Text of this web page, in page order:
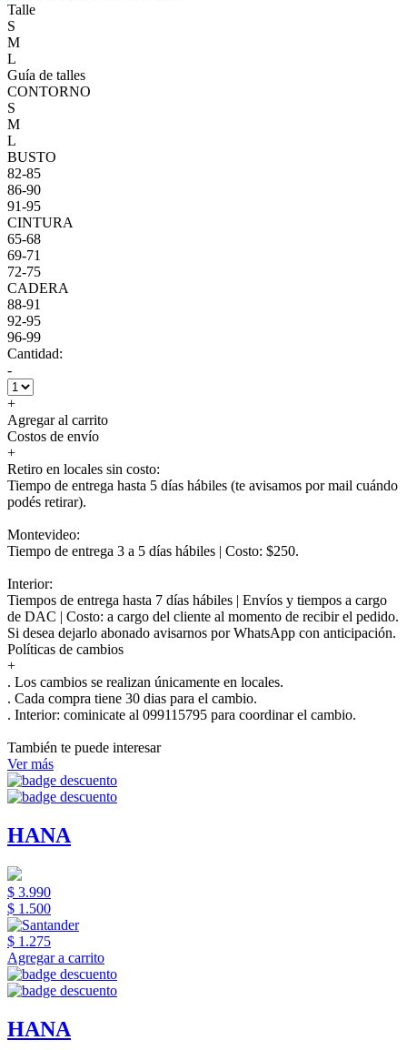
Talle
S
M
L
Guía de talles
CONTORNO
S
M
L
BUSTO
82-85
86-90
91-95
CINTURA
65-68
69-71
72-75
CADERA
88-91
92-95
96-99
Cantidad:
-
+
Agregar al carrito
Costos de envío
+
Retiro en locales sin costo:
Tiempo de entrega hasta 5 días hábiles (te avisamos por mail cuándo
podés retirar).
Montevideo:
Tiempo de entrega 3 a 5 días hábiles | Costo: $250.
Interior:
Tiempos de entrega hasta 7 días hábiles | Envíos y tiempos a cargo
de DAC | Costo: a cargo del cliente al momento de recibir el pedido.
Si desea dejarlo abonado avisarnos por WhatsApp con anticipación.
Políticas de cambios
+
. Los cambios se realizan únicamente en locales.
. Cada compra tiene 30 dias para el cambio.
. Interior: cominicate al 099115795 para coordinar el cambio.
También te puede interesar
Ver más
HANA
$ 3.990
$ 1.500
$ 1.275
Agregar a carrito
HANA